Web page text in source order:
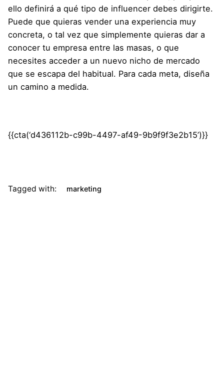
ello definirá a qué tipo de influencer debes dirigirte.
Puede que quieras vender una experiencia muy
concreta, o tal vez que simplemente quieras dar a
conocer tu empresa entre las masas, o que
necesites acceder a un nuevo nicho de mercado
que se escapa del habitual. Para cada meta, diseña
un camino a medida.
{{cta(‘d436112b-c99b-4497-af49-9b9f9f3e2b15’)}}
Tagged with: marketing